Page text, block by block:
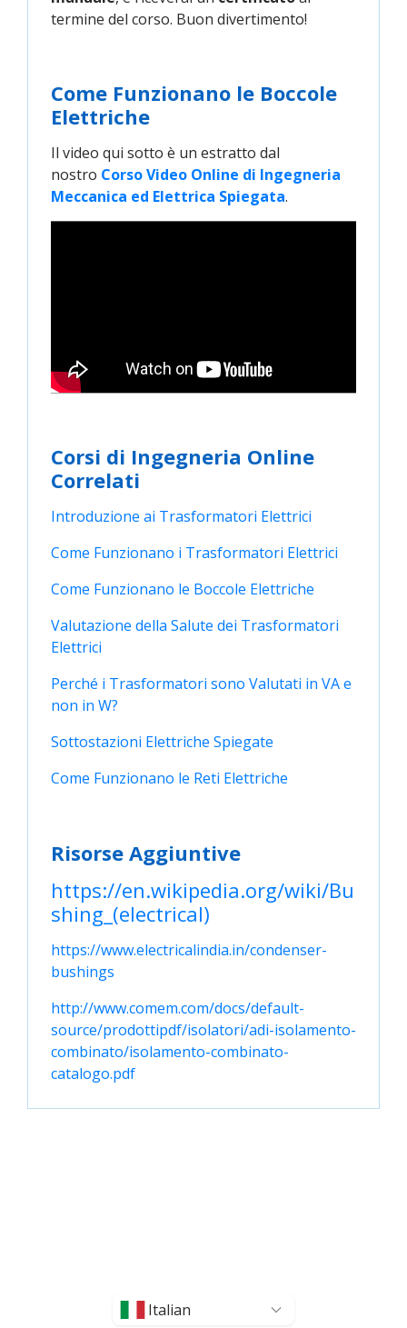
termine del corso. Buon divertimento!
Come Funzionano le Boccole
Elettriche
Il video qui sotto è un estratto dal
nostro Corso Video Online di Ingegneria
Meccanica ed Elettrica Spiegata.
Corsi di Ingegneria Online
Correlati
Introduzione ai Trasformatori Elettrici
Come Funzionano i Trasformatori Elettrici
Come Funzionano le Boccole Elettriche
Valutazione della Salute dei Trasformatori
Elettrici
Perché i Trasformatori sono Valutati in VA e
non in W?
Sottostazioni Elettriche Spiegate
Come Funzionano le Reti Elettriche
Risorse Aggiuntive
https://en.wikipedia.org/wiki/Bu
shing_(electrical)
https://www.electricalindia.in/condenser-
bushings
http://www.comem.com/docs/default-
source/prodottipdf/isolatori/adi-isolamento-
combinato/isolamento-combinato-
catalogo.pdf
Italian